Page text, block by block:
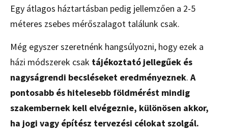
Egy átlagos háztartásban pedig jellemzően a 2-5
méteres zsebes mérőszalagot találunk csak.
Még egyszer szeretnénk hangsúlyozni, hogy ezek a
házi módszerek csak tájékoztató jellegűek és
nagyságrendi becsléseket eredményeznek. A
pontosabb és hitelesebb földmérést mindig
szakembernek kell elvégeznie, különösen akkor,
ha jogi vagy építész tervezési célokat szolgál.